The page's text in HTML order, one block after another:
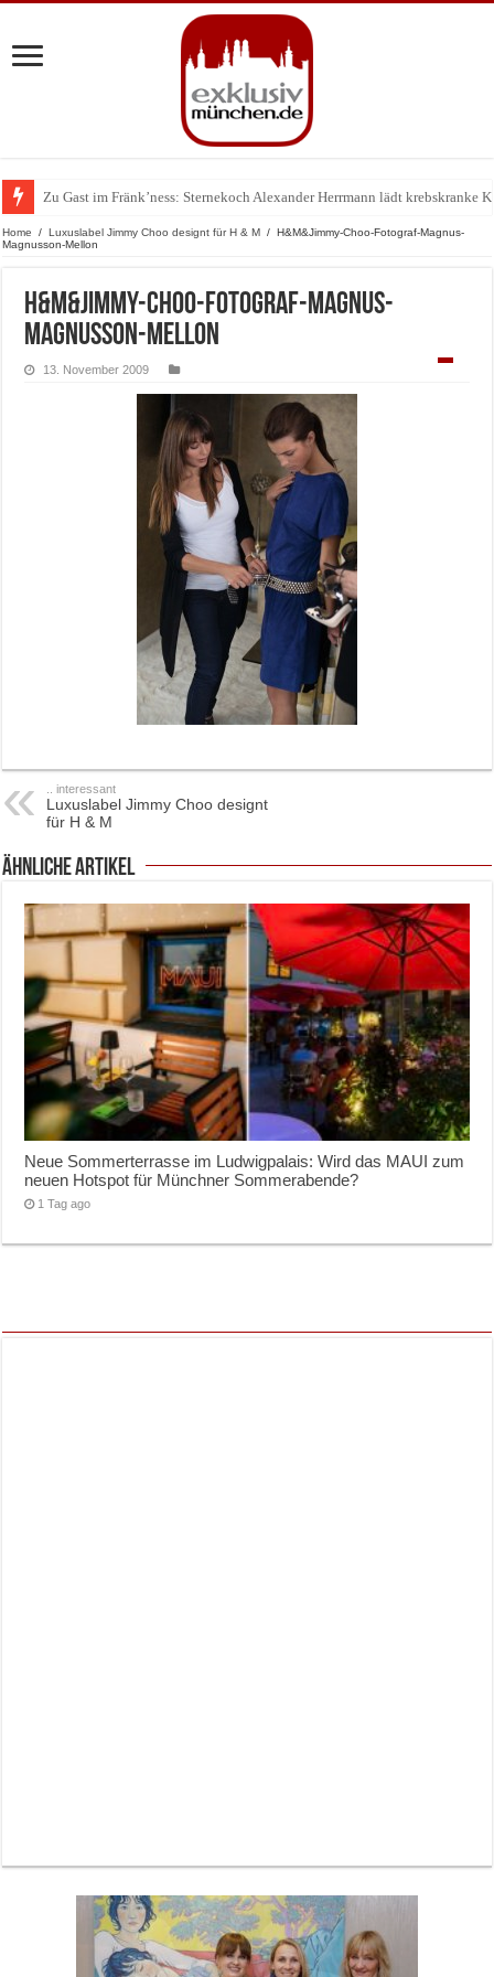
Zu Gast im Fränk’ness: Sternekoch Alexander Herrmann lädt krebskranke
Warum München gerade zum Treffpunkt der Lingerie-Branche wurde
Home / Luxuslabel Jimmy Choo designt für H & M / H&M&Jimmy-Choo-Fotograf-Magnus-
Magnusson-Mellon
H&M&Jimmy-Choo-Fotograf-Magnus-
Magnusson-Mellon
13. November 2009
.. interessant
Luxuslabel Jimmy Choo designt
für H & M
ähnliche Artikel
Neue Sommerterrasse im Ludwigpalais: Wird das MAUI zum
neuen Hotspot für Münchner Sommerabende?
1 Tag ago